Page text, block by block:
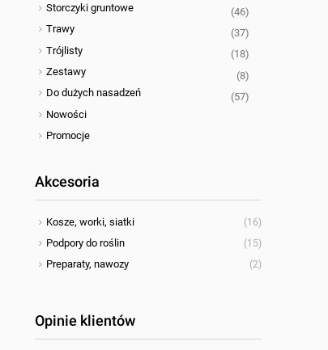
Storczyki gruntowe
(46)
Trawy
(37)
Trójlisty
(18)
Zestawy
(8)
Do dużych nasadzeń
(57)
Nowości
Promocje
Akcesoria
Kosze, worki, siatki (16)
Podpory do roślin (15)
Preparaty, nawozy (2)
Opinie klientów